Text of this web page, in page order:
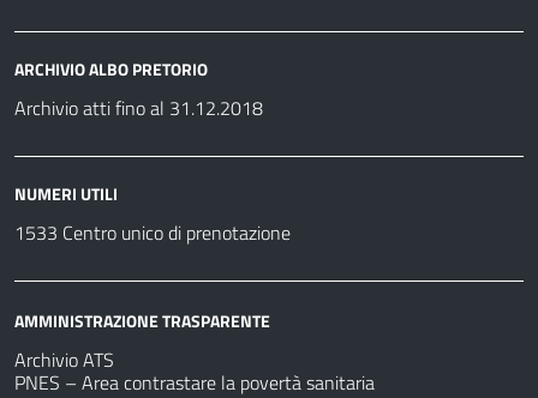
ARCHIVIO ALBO PRETORIO
Archivio atti fino al 31.12.2018
NUMERI UTILI
1533 Centro unico di prenotazione
AMMINISTRAZIONE TRASPARENTE
Archivio ATS
PNES – Area contrastare la povertà sanitaria